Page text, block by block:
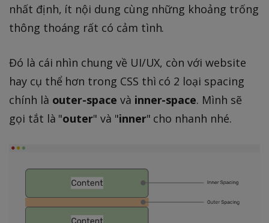
nhất định, ít nội dung cùng những khoảng trống
thông thoáng rất có cảm tình.
Đó là cái nhìn chung về UI/UX, còn với website
hay cụ thể hơn trong CSS thì có 2 loại spacing
chính là outer-space và inner-space. Mình sẽ
gọi tắt là "outer" và "inner" cho nhanh nhé.